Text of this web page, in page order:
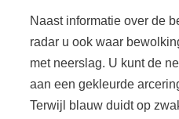
Naast informatie over de
radar u ook waar
met neerslag. U kunt de
aan een gekleurde
Terwijl blauw duidt op